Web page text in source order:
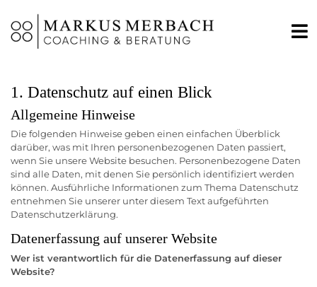
1. Datenschutz auf einen Blick
Allgemeine Hinweise
Die folgenden Hinweise geben einen einfachen Überblick
darüber, was mit Ihren personenbezogenen Daten passiert,
wenn Sie unsere Website besuchen. Personenbezogene Daten
sind alle Daten, mit denen Sie persönlich identifiziert werden
können. Ausführliche Informationen zum Thema Datenschutz
entnehmen Sie unserer unter diesem Text aufgeführten
Datenschutzerklärung.
Datenerfassung auf unserer Website
Wer ist verantwortlich für die Datenerfassung auf dieser
Website?